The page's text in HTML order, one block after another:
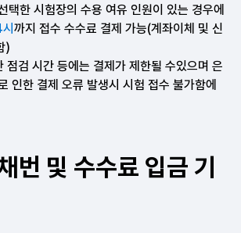
택한 시험장의 수용 여유 인원이 있는 경우에
까지 접수 수수료 결제 가능(계좌이체 및 신
)
점검 시간 등에는 결제가 제한될 수있으며 은
인한 결제 오류 발생시 시험 접수 불가함에
번 및 수수료 입금 기